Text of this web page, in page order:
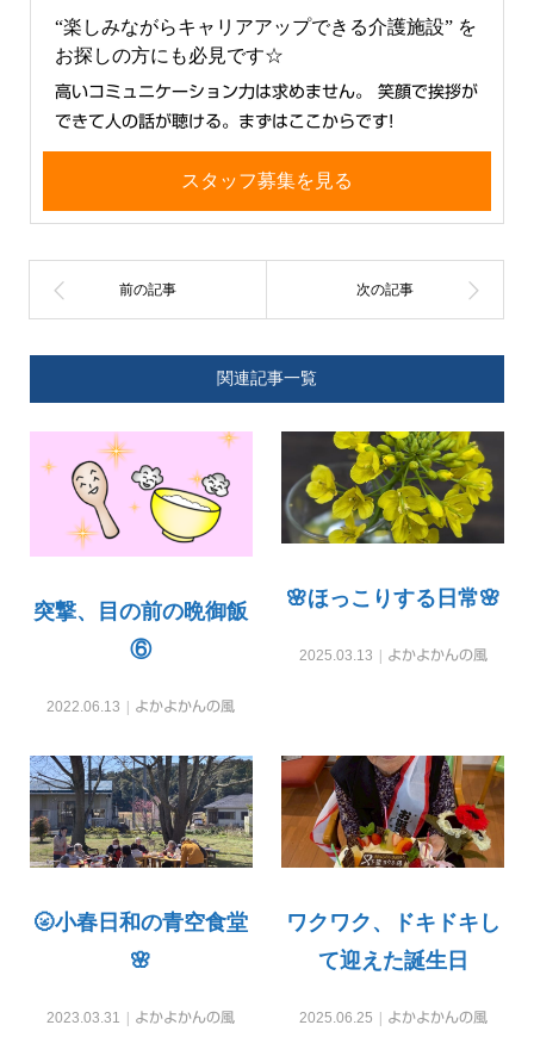
“楽しみながらキャリアアップできる介護施設” を
お探しの方にも必見です☆
高いコミュニケーション力は求めません。 笑顔で挨拶が
できて人の話が聴ける。まずはここからです!
スタッフ募集を見る
関連記事一覧
突撃、目の前の晩御飯
⑥
2022.06.13 よかよかんの風
🌸ほっこりする日常🌸
2025.03.13 よかよかんの風
🌝小春日和の青空食堂
🌸
2023.03.31 よかよかんの風
ワクワク、ドキドキし
て迎えた誕生日
2025.06.25 よかよかんの風